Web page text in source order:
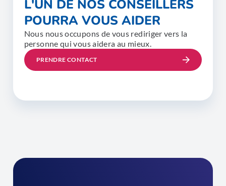
L'UN DE NOS CONSEILLERS
POURRA VOUS AIDER
Nous nous occupons de vous rediriger vers la
personne qui vous aidera au mieux.
PRENDRE CONTACT